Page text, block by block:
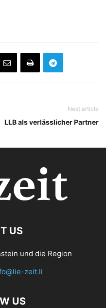
Next article
LLB als verlässlicher Partner
US
und die Region
zeit.li
US